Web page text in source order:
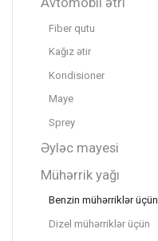
Avtomobil ətri
Fiber qutu
Kağız ətir
Kondisioner
Maye
Sprey
Əyləc mayesi
Mühərrik yağı
Benzin mühərriklər üçün
Dizel mühərriklər üçün